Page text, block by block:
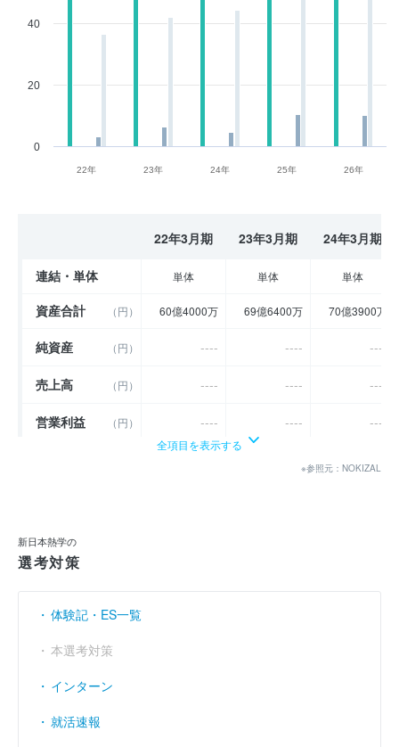
22年 23年 24年 25年 26年
0
20
40
22年3月期 23年3月期 24年3月期
連結・単体 単体 単体 単体
資産合計 （円） 60億4000万 69億6400万 70億3900万
純資産 （円） ---- ---- ----
売上高 （円） ---- ---- ----
営業利益 （円） ---- ---- ----
売上伸び率
経常利益率
全項目を表示する
※参照元：NOKIZAL
新日本熱学の
選考対策
体験記・ES一覧
本選考対策
インターン
就活速報